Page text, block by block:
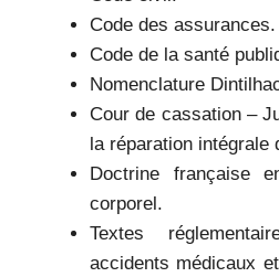
Code des assurances.
Code de la santé
Nomenclature
Cour de cassation –
la réparation intégrale
Doctrine française
corporel.
Textes
accidents médicaux